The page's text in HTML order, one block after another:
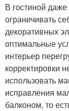
В гостиной
ограничивать
декоративных
оптимальные
интерьер
корректировки
использовать
исправления
балконом, то